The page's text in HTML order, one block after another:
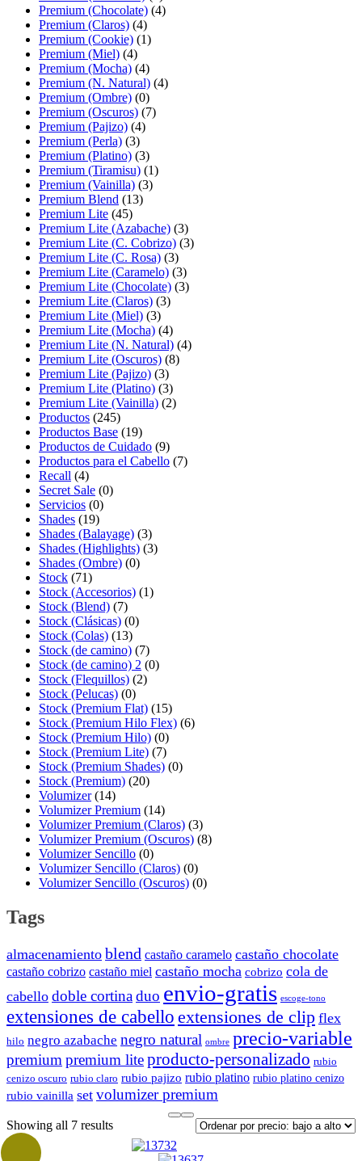
Premium (Chocolate) (4)
Premium (Claros) (4)
Premium (Cookie) (1)
Premium (Miel) (4)
Premium (Mocha) (4)
Premium (N. Natural) (4)
Premium (Ombre) (0)
Premium (Oscuros) (7)
Premium (Pajizo) (4)
Premium (Perla) (3)
Premium (Platino) (3)
Premium (Tiramisu) (1)
Premium (Vainilla) (3)
Premium Blend (13)
Premium Lite (45)
Premium Lite (Azabache) (3)
Premium Lite (C. Cobrizo) (3)
Premium Lite (C. Rosa) (3)
Premium Lite (Caramelo) (3)
Premium Lite (Chocolate) (3)
Premium Lite (Claros) (3)
Premium Lite (Miel) (3)
Premium Lite (Mocha) (4)
Premium Lite (N. Natural) (4)
Premium Lite (Oscuros) (8)
Premium Lite (Pajizo) (3)
Premium Lite (Platino) (3)
Premium Lite (Vainilla) (2)
Productos (245)
Productos Base (19)
Productos de Cuidado (9)
Productos para el Cabello (7)
Recall (4)
Secret Sale (0)
Servicios (0)
Shades (19)
Shades (Balayage) (3)
Shades (Highlights) (3)
Shades (Ombre) (0)
Stock (71)
Stock (Accesorios) (1)
Stock (Blend) (7)
Stock (Clásicas) (0)
Stock (Colas) (13)
Stock (de camino) (7)
Stock (de camino) 2 (0)
Stock (Flequillos) (2)
Stock (Pelucas) (0)
Stock (Premium Flat) (15)
Stock (Premium Hilo Flex) (6)
Stock (Premium Hilo) (0)
Stock (Premium Lite) (7)
Stock (Premium Shades) (0)
Stock (Premium) (20)
Volumizer (14)
Volumizer Premium (14)
Volumizer Premium (Claros) (3)
Volumizer Premium (Oscuros) (8)
Volumizer Sencillo (0)
Volumizer Sencillo (Claros) (0)
Volumizer Sencillo (Oscuros) (0)
Tags
almacenamiento blend castaño caramelo castaño chocolate
castaño cobrizo castaño miel castaño mocha cobrizo cola de
cabello doble cortinaduo envio-gratis escoge-tono
extensiones de cabello extensiones de clip flex
hilo negro azabache negro natural ombre precio-variable
premium premium liteproducto-personalizado rubio
cenizo oscuro rubio claro rubio pajizo rubio platino rubio platino cenizo
rubio vainilla set volumizer premium
Showing all 7 resultsSorted
price: